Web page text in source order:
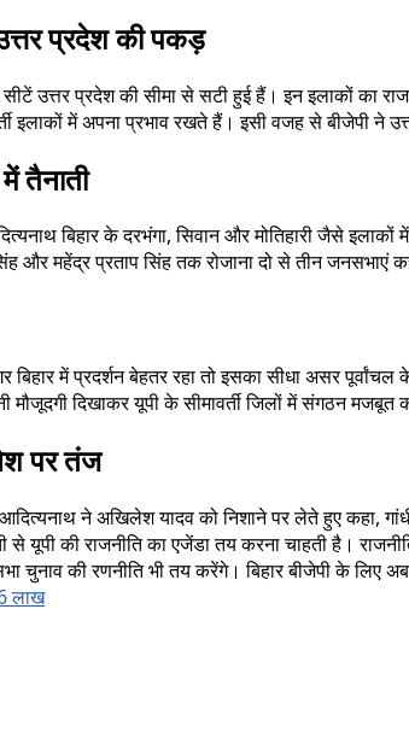
उत्तर प्रदेश की पकड़
सीटें उत्तर प्रदेश की सीमा से सटी हुई हैं। इन इलाकों
इलाकों में अपना प्रभाव रखते हैं। इसी वजह से बीजेपी ने
तैनाती
बिहार के दरभंगा, सिवान और मोतिहारी जैसे
और महेंद्र प्रताप सिंह तक रोजाना दो से तीन जनसभाएं
बिहार में प्रदर्शन बेहतर रहा तो इसका सीधा असर
मौजूदगी दिखाकर यूपी के सीमावर्ती जिलों में संगठन मजबूत
पर तंज
ने अखिलेश यादव को निशाने पर लेते हुए कहा,
से यूपी की राजनीति का एजेंडा तय करना चाहती है।
की रणनीति भी तय करेंगे। बिहार बीजेपी के लिए
लाख